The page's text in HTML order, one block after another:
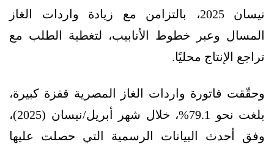
نيسان 2025، بالتزامن مع زيادة واردات الغاز
المسال وعبر خطوط الأنابيب، لتغطية الطلب مع
تراجع الإنتاج محليًا.
وحقّقت فاتورة واردات الغاز المصرية قفزة كبيرة،
بلغت نحو 79.1%، خلال شهر أبريل/نيسان (2025)،
وفق أحدث البيانات الرسمية التي حصلت عليها